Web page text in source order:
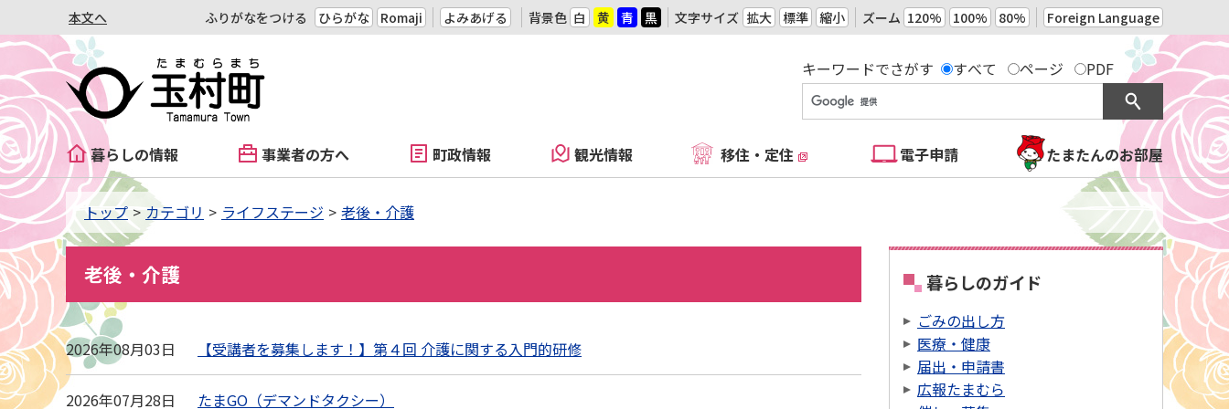
本文へ ふりがなをつける ひらがな Romaji よみあげる 背景色 白 黄 青 黒 文字サイズ 拡大 標準 縮小 ズーム 120% 100% 80% Foreign Language
キーワードでさがす すべて ページ PDF
暮らしの情報 事業者の方へ 町政情報 観光情報 移住・定住 電子申請 たまたんのお部屋
トップ カテゴリ ライフステージ 老後・介護
老後・介護
2026年08月03日 【受講者を募集します！】第４回 介護に関する入門的研修
2026年07月28日 たまGO（デマンドタクシー）
暮らしのガイド
ごみの出し方
医療・健康
届出・申請書
広報たまむら